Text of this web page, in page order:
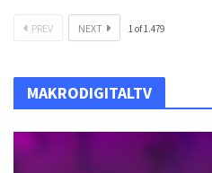
PREV NEXT 1of1.479
MAKRODIGITALTV